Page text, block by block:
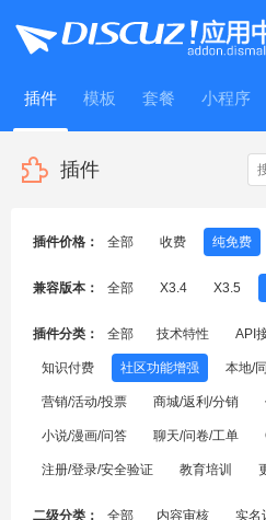
插件 模板 套餐 小程序
WitFrame
插件
插件价格： 全部 收费 纯免费
兼容版本： 全部 X3.4 X3.5
插件分类： 全部 技术特性 API
知识付费 社区功能增强 本地/
营销/活动/投票 商城/返利/分销
小说/漫画/问答 聊天/问卷/工单
注册/登录/安全验证 教育培训
二级分类： 全部 内容审核 实名